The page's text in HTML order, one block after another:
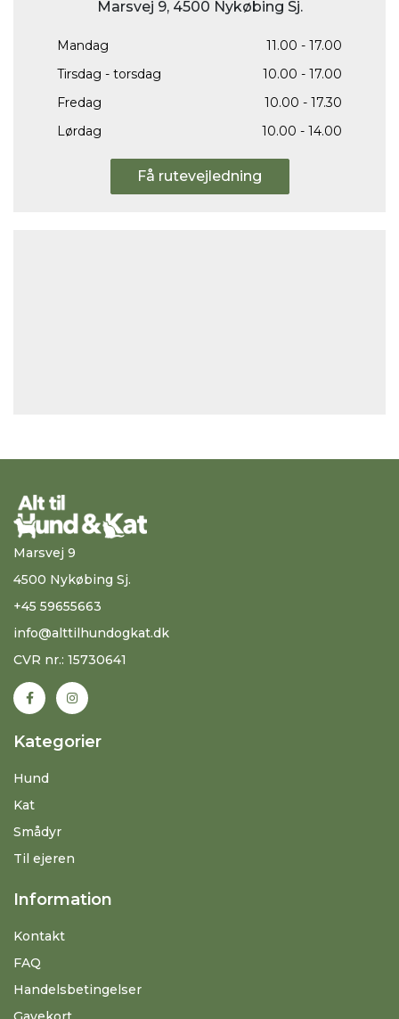
Marsvej 9, 4500 Nykøbing Sj.
Mandag
11.00 - 17.00
Tirsdag - torsdag
10.00 - 17.00
Fredag
10.00 - 17.30
Lørdag
10.00 - 14.00
Få rutevejledning
Marsvej 9
4500 Nykøbing Sj.
+45 59655663
info@alttilhundogkat.dk
CVR nr.: 15730641
Kategorier
Hund
Kat
Smådyr
Til ejeren
Information
Kontakt
FAQ
Handelsbetingelser